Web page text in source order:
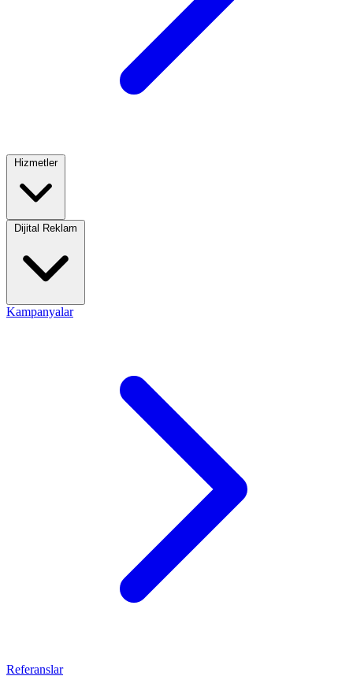
Hizmetler
Kampanyalar
Referanslar